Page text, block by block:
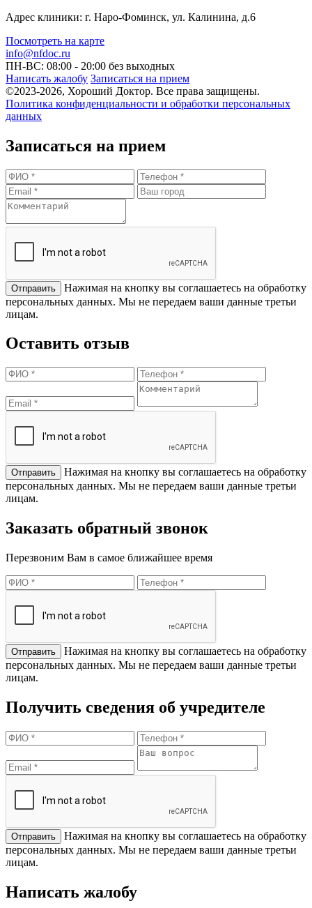
Адрес клиники: г. Наро-Фоминск, ул. Калинина, д.6
Посмотреть на карте
info@nfdoc.ru
ПН-ВС: 08:00 - 20:00 без выходных
Написать жалобу Записаться на прием
©2023-2026, Хороший Доктор. Все права защищены.
Политика конфиденциальности и обработки персональных
данных
Записаться на прием
Нажимая на кнопку вы соглашаетесь на обработку
персональных данных. Мы не передаем ваши данные третьи
лицам.
Оставить отзыв
Нажимая на кнопку вы соглашаетесь на обработку
персональных данных. Мы не передаем ваши данные третьи
лицам.
Заказать обратный звонок
Перезвоним Вам в самое ближайшее время
Нажимая на кнопку вы соглашаетесь на обработку
персональных данных. Мы не передаем ваши данные третьи
лицам.
Получить сведения об учредителе
Нажимая на кнопку вы соглашаетесь на обработку
персональных данных. Мы не передаем ваши данные третьи
лицам.
Написать жалобу